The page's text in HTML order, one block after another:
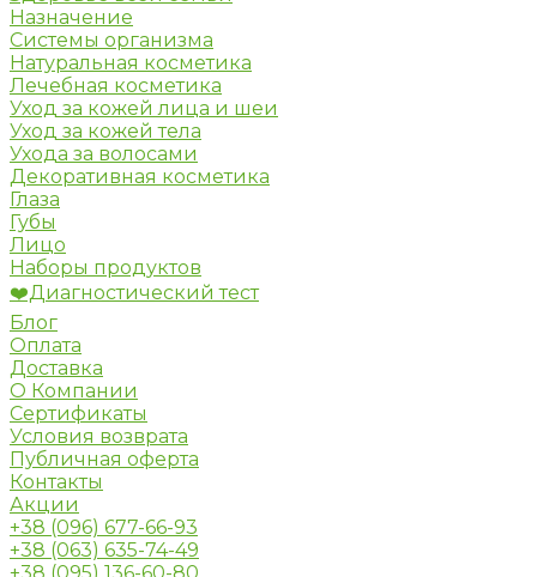
Назначение
Системы организма
Натуральная косметика
Лечебная косметика
Уход за кожей лица и шеи
Уход за кожей тела
Ухода за волосами
Декоративная косметика
Глаза
Губы
Лицо
Наборы продуктов
❤️Диагностический тест
Блог
Оплата
Доставка
О Компании
Сертификаты
Условия возврата
Публичная оферта
Контакты
Акции
+38 (096) 677-66-93
+38 (063) 635-74-49